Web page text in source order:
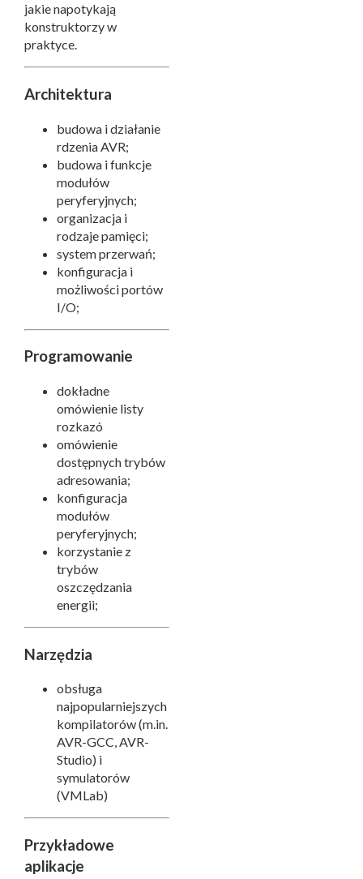
jakie napotykają
konstruktorzy w
praktyce.
Architektura
budowa i działanie
rdzenia AVR;
budowa i funkcje
modułów
peryferyjnych;
organizacja i
rodzaje pamięci;
system przerwań;
konfiguracja i
możliwości portów
I/O;
Programowanie
dokładne
omówienie listy
rozkazó
omówienie
dostępnych trybów
adresowania;
konfiguracja
modułów
peryferyjnych;
korzystanie z
trybów
oszczędzania
energii;
Narzędzia
obsługa
najpopularniejszych
kompilatorów (m.in.
AVR-GCC, AVR-
Studio) i
symulatorów
(VMLab)
Przykładowe
aplikacje